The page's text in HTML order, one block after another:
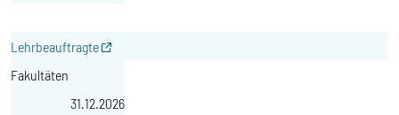
Lehrbeauftragte
Fakultäten
31.12.2026